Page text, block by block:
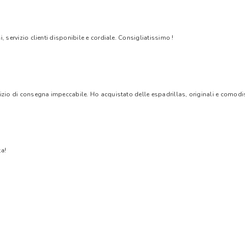
servizio clienti disponibile e cordiale. Consigliatissimo !
di consegna impeccabile. Ho acquistato delle espadrillas, originali e